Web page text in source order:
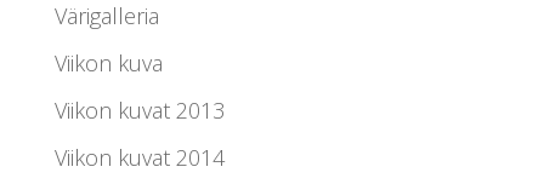
Värigalleria
Viikon kuva
Viikon kuvat 2013
Viikon kuvat 2014